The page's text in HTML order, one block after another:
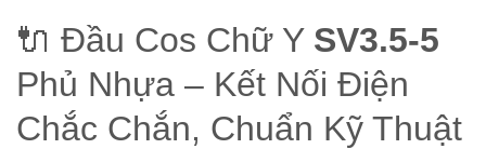
🔌 Đầu Cos Chữ Y SV3.5-5
Phủ Nhựa – Kết Nối Điện
Chắc Chắn, Chuẩn Kỹ Thuật